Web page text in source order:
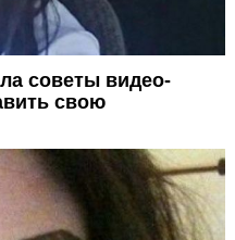
советы видео-
свою